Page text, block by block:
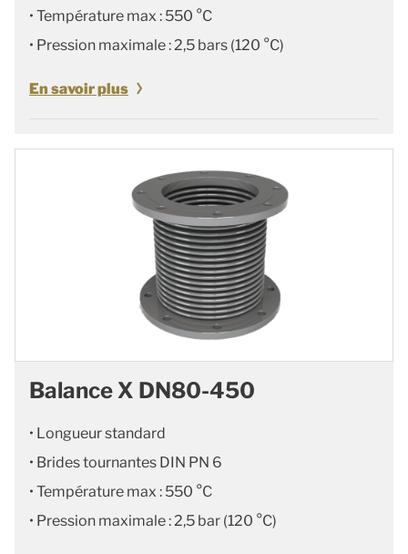
• Température max : 550 °C
• Pression maximale : 2,5 bars (120 °C)
En savoir plus
Balance X DN80-450
• Longueur standard
• Brides tournantes DIN PN 6
• Température max : 550 °C
• Pression maximale : 2,5 bar (120 °C)